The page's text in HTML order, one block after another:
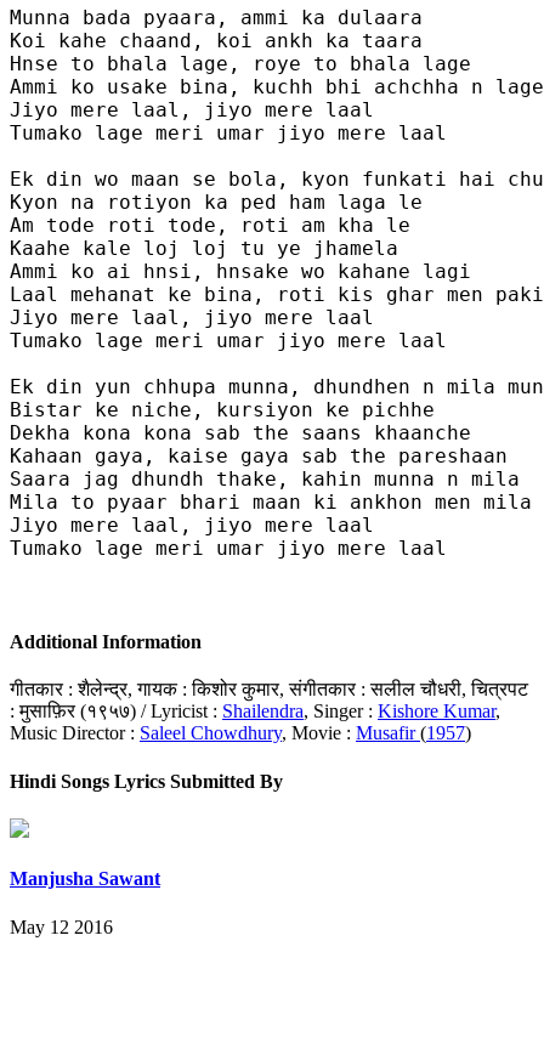
Munna bada pyaara, ammi ka dulaara
Koi kahe chaand, koi ankh ka taara
Hnse to bhala lage, roye to bhala lage
Ammi ko usake bina, kuchh bhi achchha n
Jiyo mere laal, jiyo mere laal
Tumako lage meri umar jiyo mere laal
Ek din wo maan se bola, kyon funkati hai
Kyon na rotiyon ka ped ham laga le
Am tode roti tode, roti am kha le
Kaahe kale loj loj tu ye jhamela
Ammi ko ai hnsi, hnsake wo kahane lagi
Laal mehanat ke bina, roti kis ghar men
Jiyo mere laal, jiyo mere laal
Tumako lage meri umar jiyo mere laal
Ek din yun chhupa munna, dhundhen n mila
Bistar ke niche, kursiyon ke pichhe
Dekha kona kona sab the saans khaanche
Kahaan gaya, kaise gaya sab the pareshaan
Saara jag dhundh thake, kahin munna n mila
Mila to pyaar bhari maan ki ankhon men mila
Jiyo mere laal, jiyo mere laal
Tumako lage meri umar jiyo mere laal
Additional Information
गीतकार : शैलेन्द्र, गायक : किशोर कुमार, संगीतकार : सलील चौधरी, चित्रपट
: मुसाफ़िर (१९५७) / Lyricist : Shailendra, Singer : Kishore Kumar,
Music Director : Saleel Chowdhury, Movie : Musafir(1957)
Hindi Songs Lyrics Submitted By
Manjusha Sawant
May 12 2016